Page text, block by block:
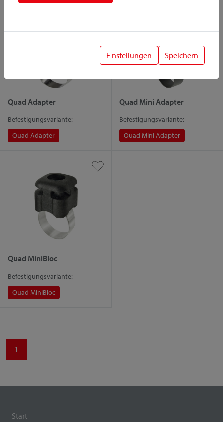
Quad Adapter
Befestigungsvariante:
Quad Adapter
Quad Mini Adapter
Befestigungsvariante:
Quad Mini Adapter
Quad MiniBloc
Befestigungsvariante:
Quad MiniBloc
1
Start
Einstellungen Speichern